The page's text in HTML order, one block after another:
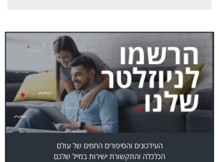
העידכונים והסיפורים החמים של עולם
הכלכלה והתקשורת ישירות במייל שלכם